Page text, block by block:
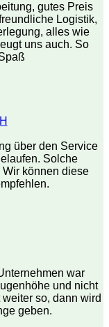
gutes Preis
Logistik,
alles wie
uns auch. So
über den Service
Solche
Wir können diese
war
und nicht
so, dann wird
geben.